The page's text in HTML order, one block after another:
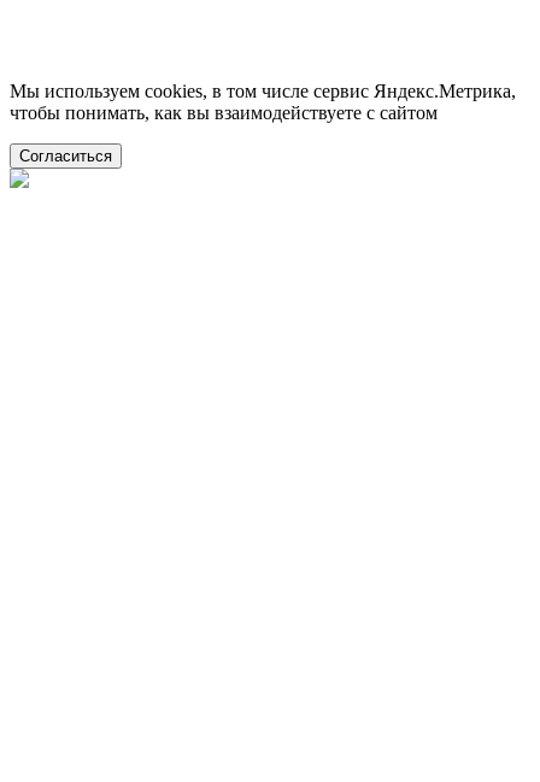
Мы используем cookies, в том числе сервис Яндекс.Метрика,
чтобы понимать, как вы взаимодействуете с сайтом
Согласиться